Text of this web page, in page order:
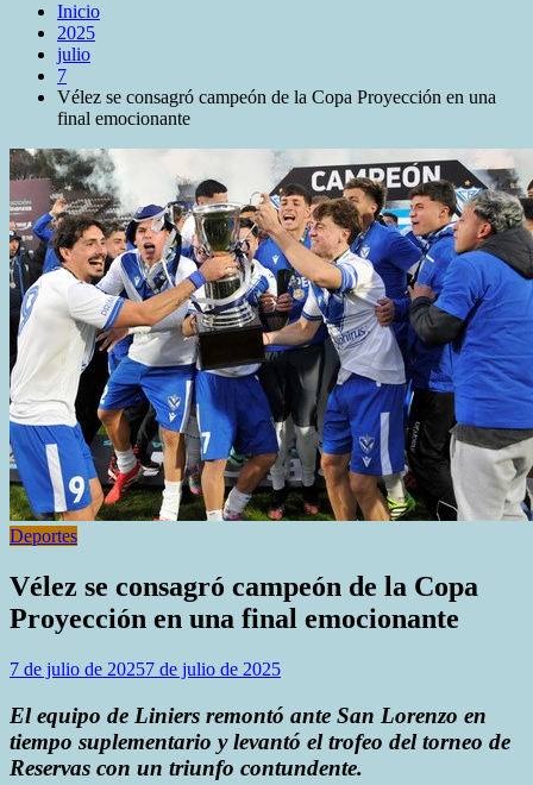
Inicio
2025
julio
7
Vélez se consagró campeón de la Copa Proyección en una
final emocionante
Deportes
Vélez se consagró campeón de la Copa
Proyección en una final emocionante
7 de julio de 20257 de julio de 2025
El equipo de Liniers remontó ante San Lorenzo en
tiempo suplementario y levantó el trofeo del torneo de
Reservas con un triunfo contundente.